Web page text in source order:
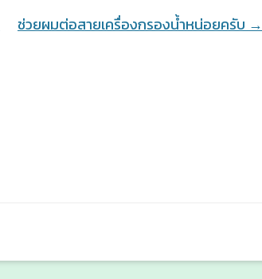
ช่วยผมต่อสายเครื่องกรองน้ำหน่อยครับ →